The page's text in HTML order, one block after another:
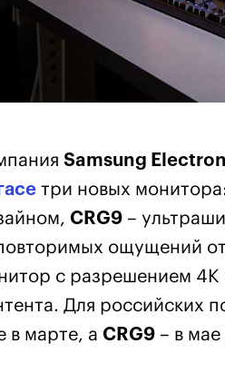
Samsung
три новых
CRG9 –
ощущений
с разрешением 4K
Для российских
в марте, а CRG9 – в мае